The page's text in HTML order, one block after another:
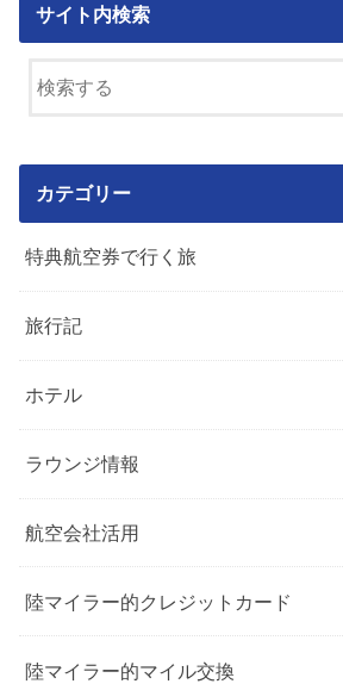
サイト内検索
カテゴリー
特典航空券で行く旅
旅行記
ホテル
ラウンジ情報
航空会社活用
陸マイラー的クレジットカード
陸マイラー的マイル交換